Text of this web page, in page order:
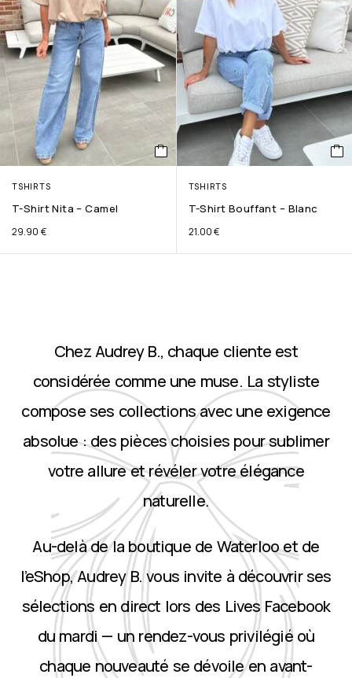
TSHIRTS
T-Shirt Nita – Camel
29.90 €
TSHIRTS
T-Shirt Bouffant – Blanc
21.00€
Chez Audrey B., chaque cliente est
considérée comme une muse. La styliste
compose ses collections avec une exigence
absolue : des pièces choisies pour sublimer
votre allure et révéler votre élégance
naturelle.
Au-delà de la boutique de Waterloo et de
l’eShop, Audrey B. vous invite à découvrir ses
sélections en direct lors des Lives Facebook
du mardi — un rendez-vous privilégié où
chaque nouveauté se dévoile en avant-